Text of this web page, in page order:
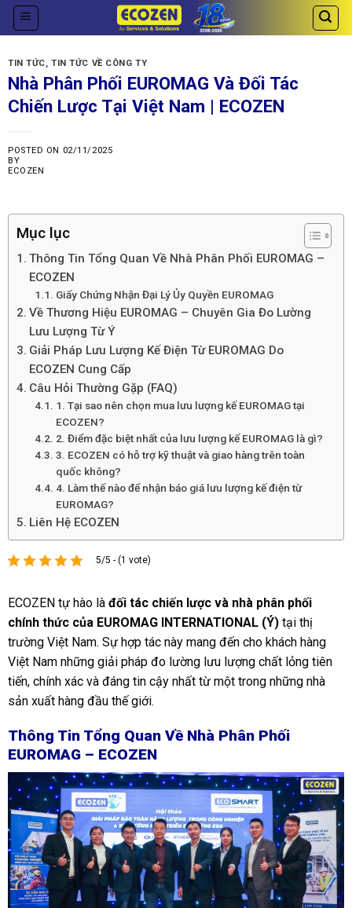
Skip
TIN TỨC,TIN TỨC VỀ CÔNG TY
Nhà Phân Phối EUROMAG Và Đối Tác
Chiến Lược Tại Việt Nam | ECOZEN
POSTED ON 02/11/2025
BY
ECOZEN
Mục lục
Thông Tin Tổng Quan Về Nhà Phân Phối EUROMAG –
ECOZEN
Giấy Chứng Nhận Đại Lý Ủy Quyền EUROMAG
Về Thương Hiệu EUROMAG – Chuyên Gia Đo Lường
Lưu Lượng Từ Ý
Giải Pháp Lưu Lượng Kế Điện Từ EUROMAG Do
ECOZEN Cung Cấp
Câu Hỏi Thường Gặp (FAQ)
1. Tại sao nên chọn mua lưu lượng kế EUROMAG tại
ECOZEN?
2. Điểm đặc biệt nhất của lưu lượng kế EUROMAG là gì?
3. ECOZEN có hỗ trợ kỹ thuật và giao hàng trên toàn
quốc không?
4. Làm thế nào để nhận báo giá lưu lượng kế điện từ
EUROMAG?
Liên Hệ ECOZEN
5/5 - (1 vote)
ECOZEN tự hào là đối tác chiến lược và nhà phân phối
chính thức của EUROMAG INTERNATIONAL (Ý) tại thị
trường Việt Nam. Sự hợp tác này mang đến cho khách hàng
Việt Nam những giải pháp đo lường lưu lượng chất lỏng tiên
tiến, chính xác và đáng tin cậy nhất từ một trong những nhà
sản xuất hàng đầu thế giới.
Thông Tin Tổng Quan Về Nhà Phân Phối
EUROMAG – ECOZEN